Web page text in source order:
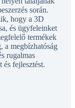
során.
hogy a 3D
és ügyfeleinket
termékek
a megbízhatóság
rugalmas
és fejlesztést.